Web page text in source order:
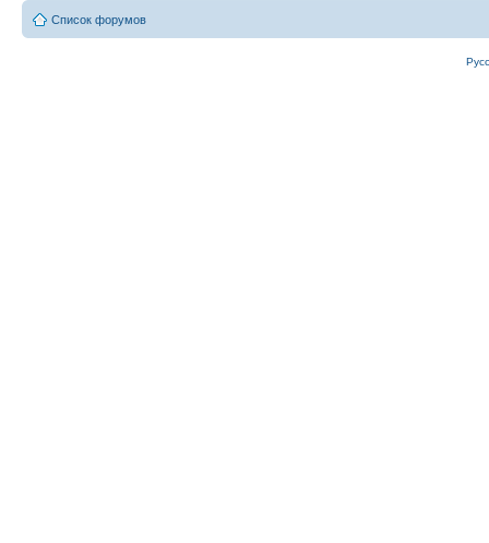
Список форумов